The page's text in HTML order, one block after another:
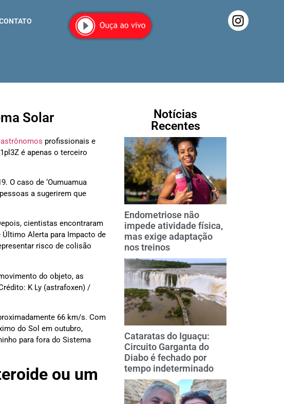
Solar
astrônomos profissionais e
é apenas o terceiro
O caso de ‘Oumuamua
a sugerirem que
cientistas encontraram
Alerta para Impacto de
risco de colisão
do objeto, as
K Ly (astrafoxen) /
66 km/s. Com
do Sol em outubro,
para fora do Sistema
ou um
Notícias
Recentes
Endometriose não
impede atividade física,
mas exige adaptação
nos treinos
Cataratas do Iguaçu:
Circuito Garganta do
Diabo é fechado por
tempo indeterminado